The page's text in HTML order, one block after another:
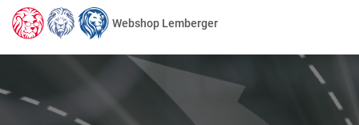
Webshop Lemberger